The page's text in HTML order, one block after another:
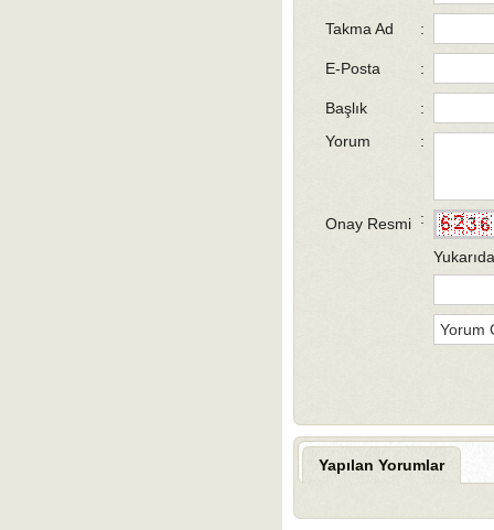
Takma Ad :
E-Posta :
Başlık
:
Yorum
:
Onay Resmi :
Yapılan Yorumlar